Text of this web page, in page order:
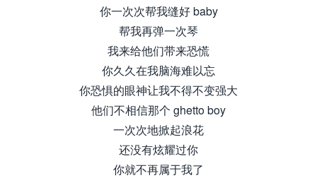
你一次次帮我缝好 baby
帮我再弹一次琴
我来给他们带来恐慌
你久久在我脑海难以忘
你恐惧的眼神让我不得不变强大
他们不相信那个 ghetto boy
一次次地掀起浪花
还没有炫耀过你
你就不再属于我了